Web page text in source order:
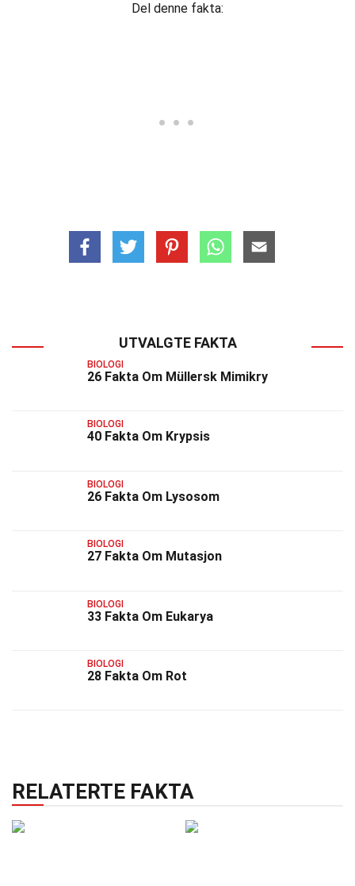
Del denne fakta:
UTVALGTE FAKTA
BIOLOGI
26 Fakta Om Müllersk Mimikry
BIOLOGI
40 Fakta Om Krypsis
BIOLOGI
26 Fakta Om Lysosom
BIOLOGI
27 Fakta Om Mutasjon
BIOLOGI
33 Fakta Om Eukarya
BIOLOGI
28 Fakta Om Rot
RELATERTE FAKTA